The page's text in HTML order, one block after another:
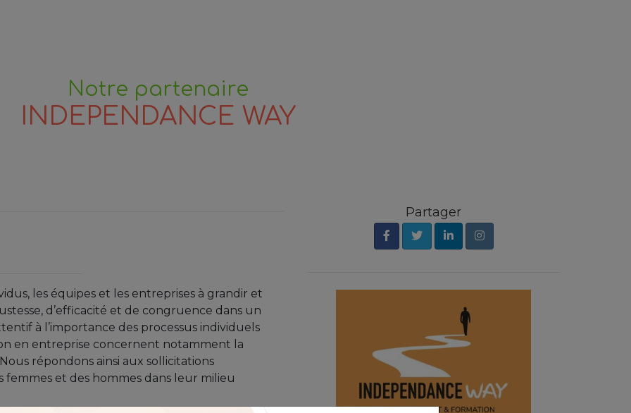
Notre partenaire
INDEPENDANCE WAY
les équipes et les entreprises à grandir et
d’efficacité et de congruence dans un
à l’importance des processus individuels
en entreprise concernent notamment la
répondons ainsi aux sollicitations
et des hommes dans leur milieu
Partager